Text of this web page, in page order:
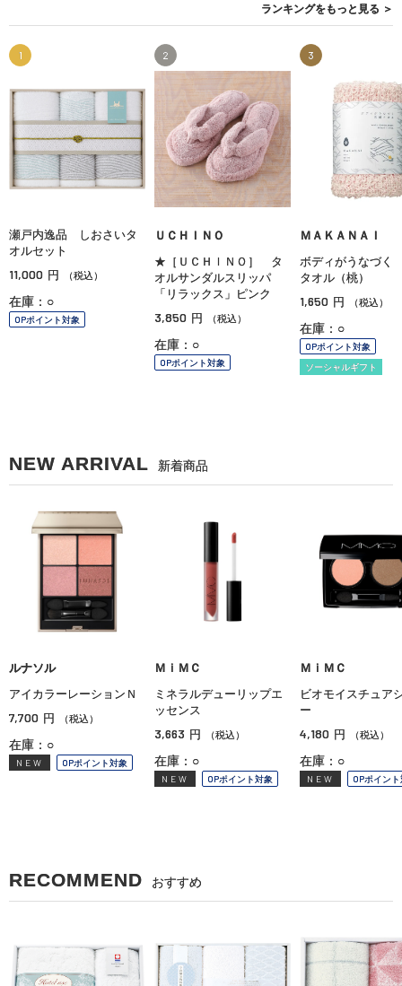
ランキングをもっと見る ＞
1
瀬戸内逸品 しおさいタ
オルセット
11,000 円 （税込）
在庫：○
OPポイント対象
2
ＵＣＨＩＮＯ
★［ＵＣＨＩＮＯ］ タ
オルサンダルスリッパ
「リラックス」ピンク
3,850 円 （税込）
在庫：○
OPポイント対象
3
ＭＡＫＡＮＡＩ
ボディがうなづ
タオル（桃）
1,650 円 （税込）
在庫：○
OPポイント対象
ソーシャルギフト
NEW ARRIVAL 新着商品
ルナソル
アイカラーレーションＮ
7,700 円 （税込）
在庫：○
NEW OPポイント対象
ＭｉＭＣ
ミネラルデューリップエ
ッセンス
3,663 円 （税込）
在庫：○
NEW OPポイント対象
ＭｉＭＣ
ビオモイスチュア
ー
4,180 円 （税込）
在庫：○
NEW OPポイン
RECOMMEND おすすめ